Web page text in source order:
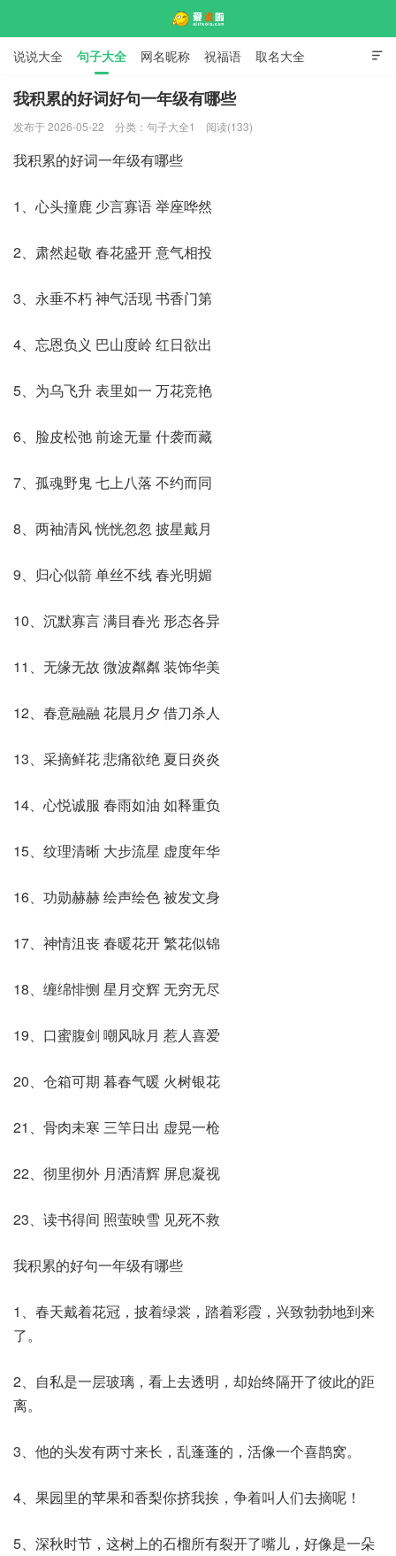

说说大全 句子大全 网名昵称 祝福语 取名大全
标语口号 签名大全
我积累的好词好句一年级有哪些
发布于 2026-05-22 分类： 句子大全1 阅读(133)
我积累的好词一年级有哪些
1、心头撞鹿 少言寡语 举座哗然
2、肃然起敬 春花盛开 意气相投
3、永垂不朽 神气活现 书香门第
4、忘恩负义 巴山度岭 红日欲出
5、为乌飞升 表里如一 万花竞艳
6、脸皮松弛 前途无量 什袭而藏
7、孤魂野鬼 七上八落 不约而同
8、两袖清风 恍恍忽忽 披星戴月
9、归心似箭 单丝不线 春光明媚
10、沉默寡言 满目春光 形态各异
11、无缘无故 微波粼粼 装饰华美
12、春意融融 花晨月夕 借刀杀人
13、采摘鲜花 悲痛欲绝 夏日炎炎
14、心悦诚服 春雨如油 如释重负
15、纹理清晰 大步流星 虚度年华
16、功勋赫赫 绘声绘色 被发文身
17、神情沮丧 春暖花开 繁花似锦
18、缠绵悱恻 星月交辉 无穷无尽
19、口蜜腹剑 嘲风咏月 惹人喜爱
20、仓箱可期 暮春气暖 火树银花
21、骨肉未寒 三竿日出 虚晃一枪
22、彻里彻外 月洒清辉 屏息凝视
23、读书得间 照萤映雪 见死不救
我积累的好句一年级有哪些
1、春天戴着花冠，披着绿裳，踏着彩霞，兴致勃勃地到来
了。
2、自私是一层玻璃，看上去透明，却始终隔开了彼此的距
离。
3、他的头发有两寸来长，乱蓬蓬的，活像一个喜鹊窝。
4、果园里的苹果和香梨你挤我挨，争着叫人们去摘呢！
5、深秋时节，这树上的石榴所有裂开了嘴儿，好像是一朵